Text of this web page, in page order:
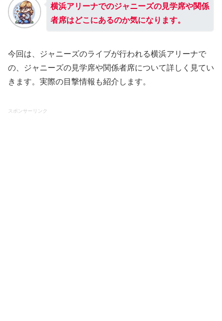
横浜アリーナでのジャニーズの見学席や関係
者席はどこにあるのか気になります。
今回は、ジャニーズのライブが行われる横浜アリーナで
の、ジャニーズの見学席や関係者席について詳しく見てい
きます。実際の目撃情報も紹介します。
スポンサーリンク